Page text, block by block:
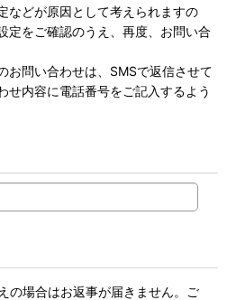
などが原因として考えられますの
定をご確認のうえ、再度、お問い合
お問い合わせは、SMSで返信させて
せ内容に電話番号をご記入するよう
の場合はお返事が届きません。ご